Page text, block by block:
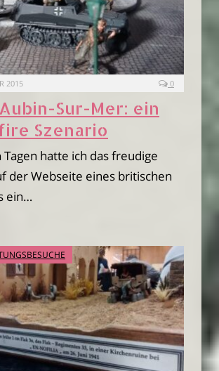
2015 0
Sur-Mer: ein
Szenario
hatte ich das freudige
der Webseite eines britischen
ein…